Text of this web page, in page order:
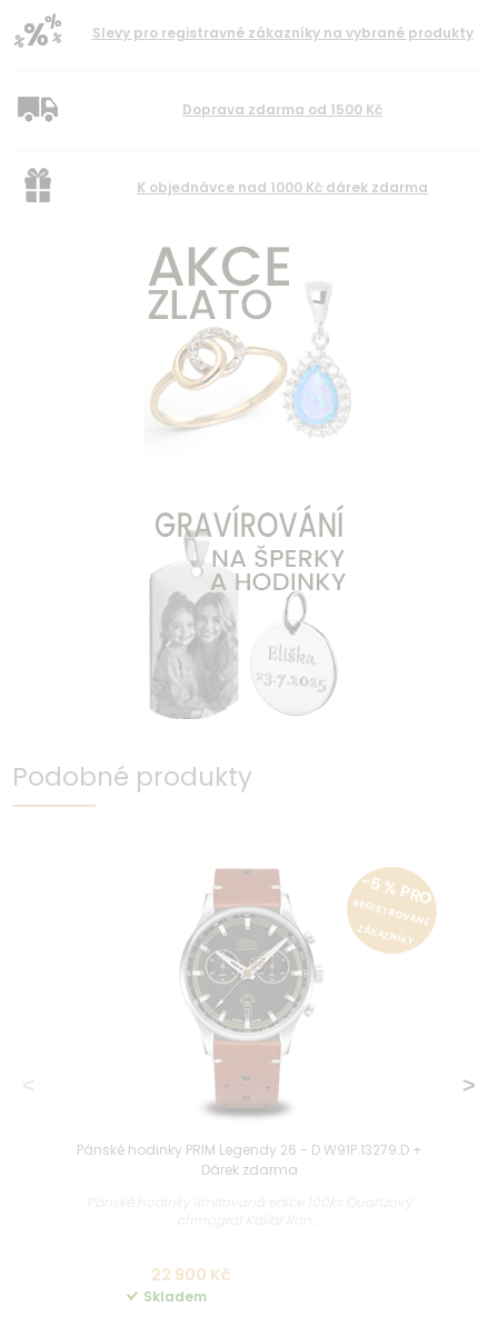
Slevy pro registravné zákazníky na vybrané produkty
Doprava zdarma od 1500 Kč
K objednávce nad 1000 Kč dárek zdarma
Podobné produkty
-5 % PRO
REGISTROVANÉ
ZÁKAZNÍKY
Pánské hodinky PRIM Legendy 26 - D W91P.13279.D +
Dárek zdarma
22 900 Kč
Skladem